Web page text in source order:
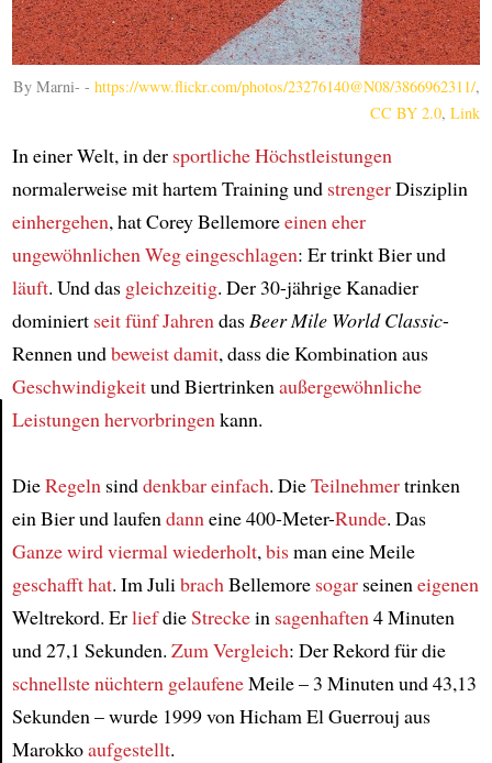
By Marni- -https://www.flickr.com/photos/23276140@N08/3866962311/,
CC BY 2.0,Link
In einer Welt, in der sportliche Höchstleistungen
normalerweise mit hartem Training und strengerDisziplin
einhergehen, hat Corey Bellemoreeinen eher
ungewöhnlichen Weg eingeschlagen: Er trinkt Bier und
läuft. Und das gleichzeitig. Der 30-jährige Kanadier
dominiert seit fünf Jahren das Beer Mile World Classic-
Rennen undbeweist damit, dass die Kombination aus
Geschwindigkeitund Biertrinken außergewöhnliche
Leistungen hervorbringen kann.
DieRegeln sinddenkbar einfach. DieTeilnehmertrinken
ein Bier und laufen dann eine 400-Meter-Runde. Das
Ganzewird viermal wiederholt, bisman eine Meile
geschafft hat. Im Juli brach Bellemore sogarseinen eigenen
Weltrekord. ErliefdieStreckein sagenhaften 4 Minuten
und 27,1 Sekunden. Zum Vergleich: Der Rekord für die
schnellste nüchtern gelaufeneMeile – 3 Minuten und 43,13
Sekunden – wurde 1999 von Hicham El Guerrouj aus
Marokkoaufgestellt.